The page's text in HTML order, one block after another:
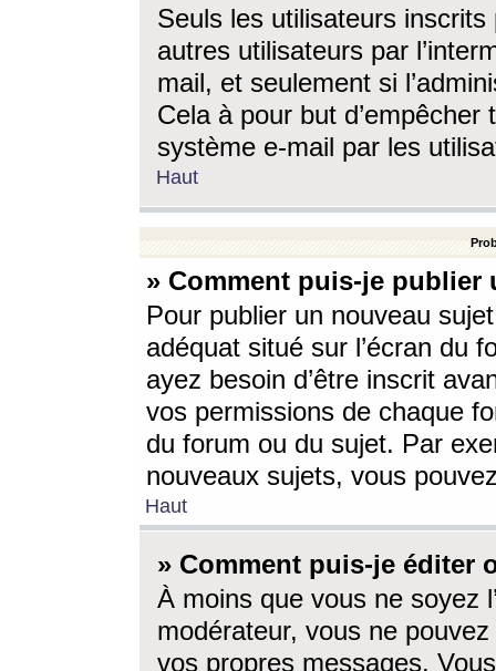
Seuls les utilisateurs
autres utilisateurs par
mail, et seulement si
Cela à pour but
système e-mail par les
Haut
» Comment puis-je
Pour publier un nouveau
adéquat situé sur l’écran du
ayez besoin d’être inscrit
vos permissions de chaque
du forum ou du sujet. Par
nouveaux sujets, vous
Haut
» Comment puis-je éditer
À moins que vous ne soyez
modérateur, vous ne
vos propres messages.